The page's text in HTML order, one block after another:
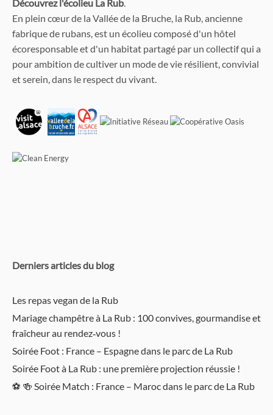
Découvrez l'écolieu La Rub.
En plein cœur de la Vallée de la Bruche, la Rub, ancienne
fabrique de rubans, est un écolieu composé d'un hôtel
écoresponsable et d'un habitat partagé par un collectif qui a
pour ambition de cultiver un mode de vie résilient, convivial
et serein, dans le respect du vivant.
Derniers articles du blog
Les repas vegan de la Rub
Mariage champêtre à La Rub : 100 convives, gourmandise et
fraîcheur au rendez‑vous !
Soirée Foot : France – Espagne dans le parc de La Rub
Soirée Foot à La Rub : une première projection réussie !
⚽️ 🍻 Soirée Match : France – Maroc dans le parc de La Rub